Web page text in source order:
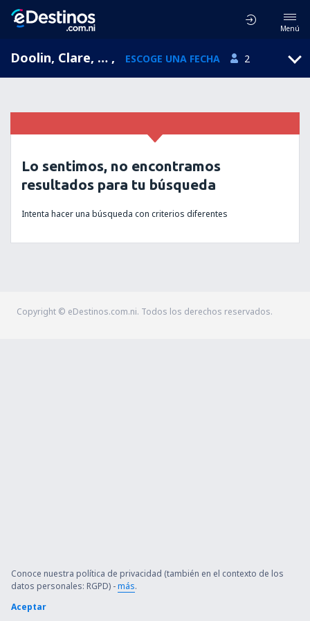
Menú
Doolin, Clare, Irlanda , ESCOGE UNA FECHA 2
Lo sentimos, no encontramos
resultados para tu búsqueda
Intenta hacer una búsqueda con criterios diferentes
Copyright © eDestinos.com.ni. Todos los derechos reservados.
Conoce nuestra política de privacidad (también en el contexto de los
datos personales: RGPD) -más.
Aceptar